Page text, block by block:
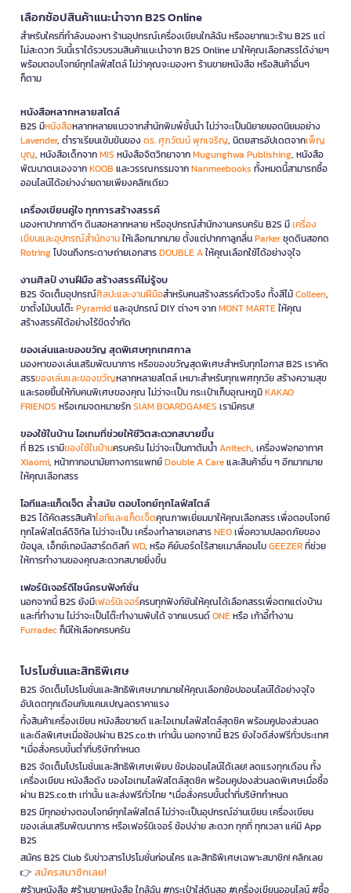
เลือกช้อปสินค้าแนะนำจาก B2S Online
สำหรับใครที่กำลังมองหา ร้านอุปกรณ์เครื่องเขียนใกล้ฉัน หรืออยากแวะร้าน B2S แต่
ไม่สะดวก วันนี้เราได้รวบรวมสินค้าแนะนำจาก B2S Online มาให้คุณเลือกสรรได้ง่ายๆ
พร้อมตอบโจทย์ทุกไลฟ์สไตล์ ไม่ว่าคุณจะมองหา ร้านขายหนังสือ หรือสินค้าอื่นๆ
ก็ตาม
หนังสือหลากหลายสไตล์
B2S มีหนังสือหลากหลายแนวจากสำนักพิมพ์ชั้นนำ ไม่ว่าจะเป็นนิยายยอดนิยมอย่าง
Lavender, ตำราเรียนเข้มข้นของดร. ศุภวัฒน์ พุกเจริญ, นิตยสารอัปเดตจากเพ็ญ
บุญ, หนังสือเด็กจากMIS หนังสือจิตวิทยาจากMugunghwa Publishing, หนังสือ
พัฒนาตนเองจากKOOB และวรรณกรรมจากNanmeebooks ทั้งหมดนี้สามารถซื้อ
ออนไลน์ได้อย่างง่ายดายเพียงคลิกเดียว
เครื่องเขียนคู่ใจ ทุกการสร้างสรรค์
มองหาปากกาดีๆ ดินสอหลากหลาย หรืออุปกรณ์สำนักงานครบครัน B2S มีเครื่อง
เขียนและอุปกรณ์สำนักงานให้เลือกมากมาย ตั้งแต่ปากกาลูกลื่นParkerชุดดินสอกด
Rotringไปจนถึงกระดาษถ่ายเอกสารDOUBLE Aให้คุณเลือกใช้ได้อย่างจุใจ
งานศิลป์ งานฝีมือ สร้างสรรค์ไม่รู้จบ
B2S จัดเต็มอุปกรณ์ศิลปะและงานฝีมือสำหรับคนสร้างสรรค์ตัวจริง ทั้งสีไม้Colleen,
ขาตั้งไม้บนโต๊ะPyramidและอุปกรณ์ DIY ต่างๆ จากMONT MARTEให้คุณ
สร้างสรรค์ได้อย่างไร้ขีดจำกัด
ของเล่นและของขวัญ สุดพิเศษทุกเทศกาล
มองหาของเล่นเสริมพัฒนาการ หรือของขวัญสุดพิเศษสำหรับทุกโอกาส B2S เราคัด
สรรของเล่นและของขวัญหลากหลายสไตล์ เหมาะสำหรับทุกเพศทุกวัย สร้างความสุข
และรอยยิ้มให้กับคนพิเศษของคุณ ไม่ว่าจะเป็น กระเป๋าเก็บอุณหภูมิKAKAO
FRIENDS หรือเกมจดหมายรักSIAM BOARDGAMES เรามีครบ!
ของใช้ในบ้าน ไอเทมที่ช่วยให้ชีวิตสะดวกสบายขึ้น
ที่ B2S เรามีของใช้ในบ้านครบครัน ไม่ว่าจะเป็นกาต้มน้ำAnitech, เครื่องฟอกอากาศ
Xiaomi, หน้ากากอนามัยทางการแพทย์Double A Careและสินค้าอื่น ๆ อีกมากมาย
ให้คุณเลือกสรร
ไอทีและแก็ดเจ็ต ล้ำสมัย ตอบโจทย์ทุกไลฟ์สไตล์
B2S ได้คัดสรรสินค้าไอทีและแก็ดเจ็ตคุณภาพเยี่ยมมาให้คุณเลือกสรร เพื่อตอบโจทย์
ทุกไลฟ์สไตล์ดิจิทัล ไม่ว่าจะเป็น เครื่องทำลายเอกสารNEOเพื่อความปลอดภัยของ
ข้อมูล, เอ็กซ์เทอนัลฮาร์ดดิสก์WD, หรือ คีย์บอร์ดไร้สายเมาส์คอมโบGEEZERที่ช่วย
ให้การทำงานของคุณสะดวกสบายยิ่งขึ้น
เฟอร์นิเจอร์ดีไซน์ครบฟังก์ชั่น
นอกจากนี้ B2S ยังมีเฟอร์นิเจอร์ครบทุกฟังก์ชันให้คุณได้เลือกสรรเพื่อตกแต่งบ้าน
และที่ทำงาน ไม่ว่าจะเป็นโต๊ะทำงานพับได้ จากแบรนด์ONEหรือ เก้าอี้ทำงาน
Furradecก็มีให้เลือกครบครัน
โปรโมชั่นและสิทธิพิเศษ
B2S จัดเต็มโปรโมชั่นและสิทธิพิเศษมากมายให้คุณเลือกช้อปออนไลน์ได้อย่างจุใจ
อัปเดตทุกเดือนกับแคมเปญลดราคาแรง
ทั้งสินค้าเครื่องเขียน หนังสือขายดี และไอเทมไลฟ์สไตล์สุดชิค พร้อมคูปองส่วนลด
และดีลพิเศษเมื่อช้อปผ่าน B2S.co.th เท่านั้น นอกจากนี้ B2S ยังใจดีส่งฟรีทั่วประเทศ
*เมื่อสั่งครบขั้นต่ำที่บริษัทกำหนด
B2S จัดเต็มโปรโมชั่นและสิทธิพิเศษเพียบ ช้อปออนไลน์ได้เลย! ลดแรงทุกเดือน ทั้ง
เครื่องเขียน หนังสือดัง ของไอเทมไลฟ์สไตล์สุดชิค พร้อมคูปองส่วนลดพิเศษเมื่อซื้อ
ผ่าน B2S.co.th เท่านั้น และส่งฟรีทั่วไทย *เมื่อสั่งครบขั้นต่ำที่บริษัทกำหนด
B2S มีทุกอย่างตอบโจทย์ทุกไลฟ์สไตล์ ไม่ว่าจะเป็นอุปกรณ์อ่านเขียน เครื่องเขียน
ของเล่นเสริมพัฒนาการ หรือเฟอร์นิเจอร์ ช้อปง่าย สะดวก ทุกที่ ทุกเวลา แค่มี App
B2S
สมัคร B2S Club รับข่าวสารโปรโมชั่นก่อนใคร และสิทธิพิเศษเฉพาะสมาชิก! คลิกเลย
👉 สมัครสมาชิกเลย!
#ร้านหนังสือ #ร้านขายหนังสือ ใกล้ฉัน #กระเป๋าใส่ดินสอ #เครื่องเขียนออนไลน์ #ซื้อ